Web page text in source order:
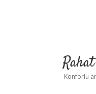
Konforlu